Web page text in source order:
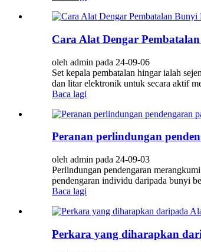
Cara Alat Dengar
oleh admin pada 24-09-06
Set kepala pembatalan hingar ialah
dan litar elektronik untuk secara aktif
Baca lagi
Peranan perlindungan
oleh admin pada 24-09-03
Perlindungan pendengaran
pendengaran individu daripada bunyi
Baca lagi
Perkara yang diharapkan